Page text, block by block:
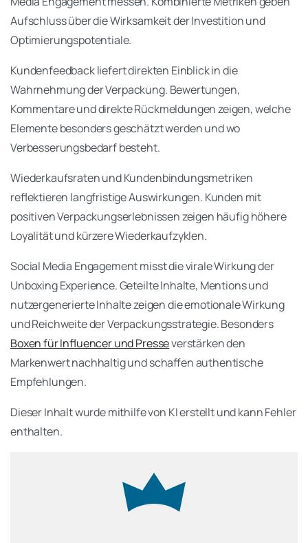
Aufschluss über die Wirksamkeit der Investition und
Optimierungspotentiale.
Kundenfeedback liefert direkten Einblick in die
Wahrnehmung der Verpackung. Bewertungen,
Kommentare und direkte Rückmeldungen zeigen, welche
Elemente besonders geschätzt werden und wo
Verbesserungsbedarf besteht.
Wiederkaufsraten und Kundenbindungsmetriken
reflektieren langfristige Auswirkungen. Kunden mit
positiven Verpackungserlebnissen zeigen häufig höhere
Loyalität und kürzere Wiederkaufzyklen.
Social Media Engagement misst die virale Wirkung der
Unboxing Experience. Geteilte Inhalte, Mentions und
nutzergenerierte Inhalte zeigen die emotionale Wirkung
und Reichweite der Verpackungsstrategie. Besonders
Boxen für Influencer und Presseverstärken den
Markenwert nachhaltig und schaffen authentische
Empfehlungen.
Dieser Inhalt wurde mithilfe von KI erstellt und kann Fehler
enthalten.